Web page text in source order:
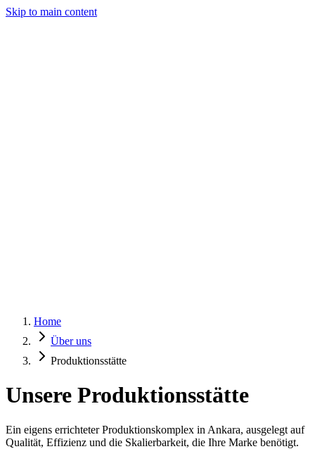
Skip to main content
Home
Über uns
Produktionsstätte
Unsere Produktionsstätte
Ein eigens errichteter Produktionskomplex in Ankara, ausgelegt auf
Qualität, Effizienz und die Skalierbarkeit, die Ihre Marke benötigt.